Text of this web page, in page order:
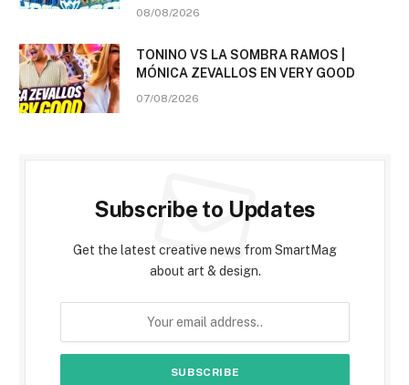
08/08/2026
TONINO VS LA SOMBRA RAMOS |
MÓNICA ZEVALLOS EN VERY GOOD
07/08/2026
Subscribe to Updates
Get the latest creative news from SmartMag
about art & design.